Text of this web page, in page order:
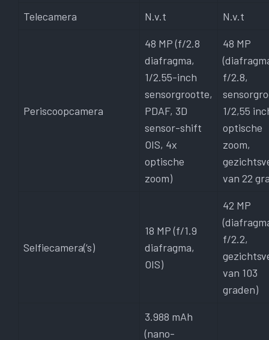
Telecamera N.v.t N.v.t
Periscoopcamera
48 MP (f/2.8
diafragma,
1/2.55-inch
sensorgrootte,
PDAF, 3D
sensor-shift
OIS, 4x
optische
zoom)
48 MP
f/2.8,
1/2,55
optische
zoom,
van 22
Selfiecamera(‘s)
18 MP (f/1.9
diafragma,
OIS)
42 MP
f/2.2,
van 103
graden)
3.988 mAh
(nano-